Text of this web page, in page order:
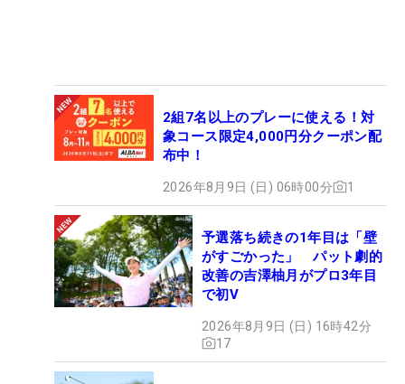
2組7名以上のプレーに使える！対
象コース限定4,000円分クーポン配
布中！
2026年8月9日 (日) 06時00分 1
予選落ち続きの1年目は「壁
がすごかった」 パット劇的
改善の吉澤柚月がプロ3年目
で初V
2026年8月9日 (日) 16時42分
17